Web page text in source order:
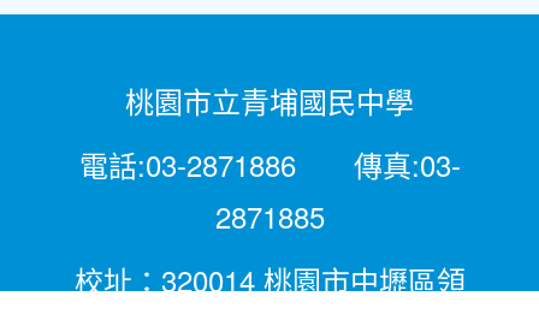
桃園市立青埔國民中學
電話:03-2871886 傳真:03-
2871885
校址：320014 桃園市中壢區領